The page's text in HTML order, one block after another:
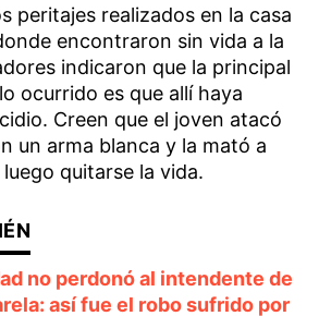
peritajes realizados en la casa
encontraron sin vida a la
indicaron que la principal
ocurrido es que allí haya
Creen que el joven atacó
un arma blanca y la mató a
quitarse la vida.
no perdonó al intendente de
así fue el robo sufrido por